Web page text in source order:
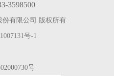
3598500
份有限公司 版权所有
号-1
号